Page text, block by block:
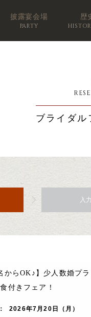
披露宴会場
PARTY
歴
ブライダル
入
からOK♪】少人数婚プ
付きフェア！
2026年7月20日（月）